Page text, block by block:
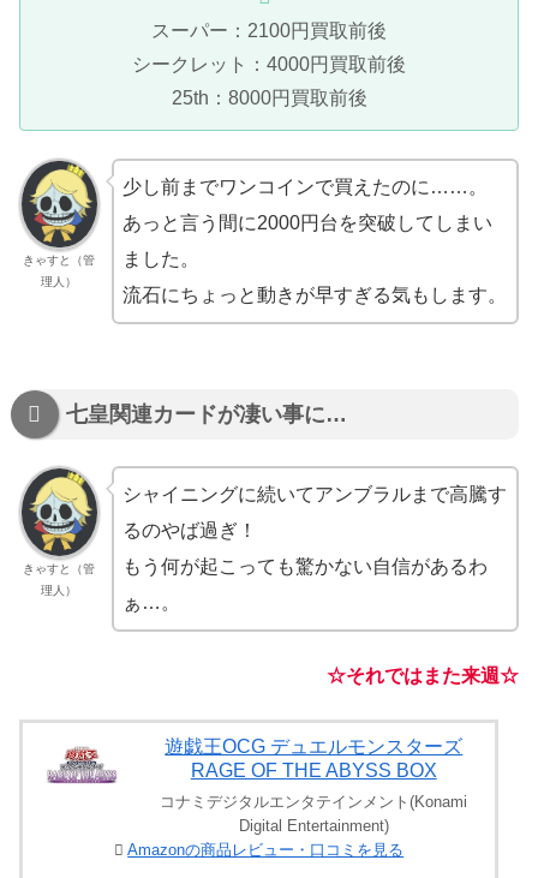
スーパー：2100円買取前後
シークレット：4000円買取前後
25th：8000円買取前後
きゃすと（管
理人）
少し前までワンコインで買えたのに……。
あっと言う間に2000円台を突破してしまい
ました。
流石にちょっと動きが早すぎる気もします。
七皇関連カードが凄い事に…
きゃすと（管
理人）
シャイニングに続いてアンブラルまで高騰す
るのやば過ぎ！
もう何が起こっても驚かない自信があるわ
ぁ…。
☆それではまた来週☆
遊戯王OCG デュエルモンスターズ
RAGE OF THE ABYSS BOX
コナミデジタルエンタテインメント(Konami
Digital Entertainment)
Amazonの商品レビュー・口コミを見る